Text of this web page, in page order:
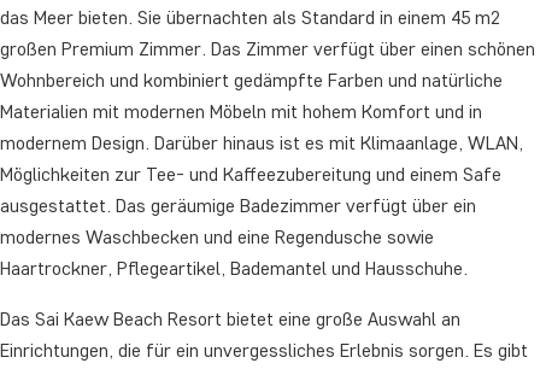
das Meer bieten. Sie übernachten als Standard in einem 45 m2
großen Premium Zimmer. Das Zimmer verfügt über einen schönen
Wohnbereich und kombiniert gedämpfte Farben und natürliche
Materialien mit modernen Möbeln mit hohem Komfort und in
modernem Design. Darüber hinaus ist es mit Klimaanlage, WLAN,
Möglichkeiten zur Tee- und Kaffeezubereitung und einem Safe
ausgestattet. Das geräumige Badezimmer verfügt über ein
modernes Waschbecken und eine Regendusche sowie
Haartrockner, Pflegeartikel, Bademantel und Hausschuhe.
Das Sai Kaew Beach Resort bietet eine große Auswahl an
Einrichtungen, die für ein unvergessliches Erlebnis sorgen. Es gibt